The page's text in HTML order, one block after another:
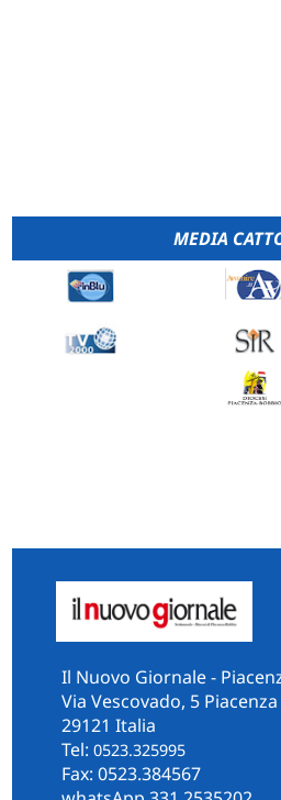
MEDIA
Il Nuovo Giornale -
Via Vescovado, 5 Piacenza
29121 Italia
Tel: 0523.325995
Fax: 0523.384567